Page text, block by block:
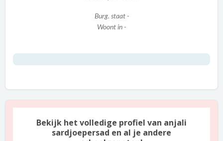
Burg. staat -
Woont in -
Bekijk het volledige profiel van anjali
sardjoepersad en al je andere